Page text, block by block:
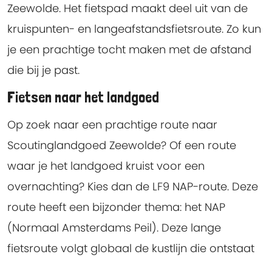
Zeewolde. Het fietspad maakt deel uit van de
kruispunten- en langeafstandsfietsroute. Zo kun
je een prachtige tocht maken met de afstand
die bij je past.
Fietsen naar het landgoed
Op zoek naar een prachtige route naar
Scoutinglandgoed Zeewolde? Of een route
waar je het landgoed kruist voor een
overnachting? Kies dan de LF9 NAP-route. Deze
route heeft een bijzonder thema: het NAP
(Normaal Amsterdams Peil). Deze lange
fietsroute volgt globaal de kustlijn die ontstaat